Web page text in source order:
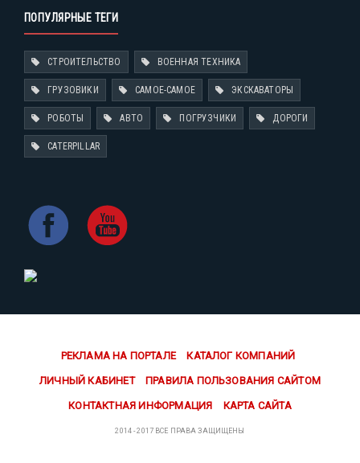
ПОПУЛЯРНЫЕ ТЕГИ
СТРОИТЕЛЬСТВО ВОЕННАЯ ТЕХНИКА
ГРУЗОВИКИ САМОЕ-САМОЕ ЭКСКАВАТОРЫ
РОБОТЫ АВТО ПОГРУЗЧИКИ ДОРОГИ
CATERPILLAR
РЕКЛАМА НА ПОРТАЛЕ КАТАЛОГ КОМПАНИЙ
ЛИЧНЫЙ КАБИНЕТ ПРАВИЛА ПОЛЬЗОВАНИЯ САЙТОМ
КОНТАКТНАЯ ИНФОРМАЦИЯ КАРТА САЙТА
2014 - 2017 ВСЕ ПРАВА ЗАЩИЩЕНЫ